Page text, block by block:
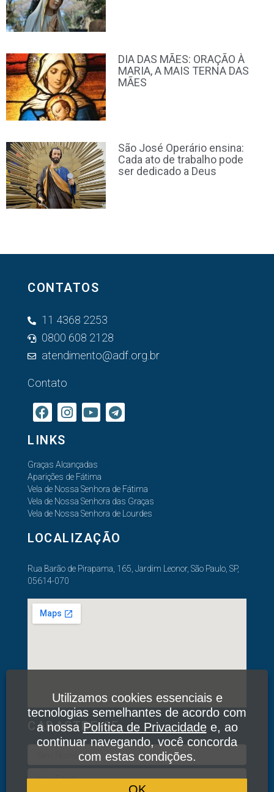
DIA DAS MÃES: ORAÇÃO À
MARIA, A MAIS TERNA DAS
MÃES
São José Operário ensina:
Cada ato de trabalho pode
ser dedicado a Deus
CONTATOS
11 4368 2253
0800 608 2128
atendimento@adf.org.br
Contato
LINKS
Graças Alcançadas
Aparições de Fátima
Vela de Nossa Senhora de Fátima
Vela de Nossa Senhora das Graças
Vela de Nossa Senhora de Lourdes
LOCALIZAÇÃO
Rua Barão de Pirapama, 165, Jardim Leonor, São Paulo, SP,
05614-070
CADASTRE-SE
Utilizamos cookies essenciais e
tecnologias semelhantes de acordo com
a nossaPolítica de Privacidadee, ao
continuar navegando, você concorda
com estas condições.